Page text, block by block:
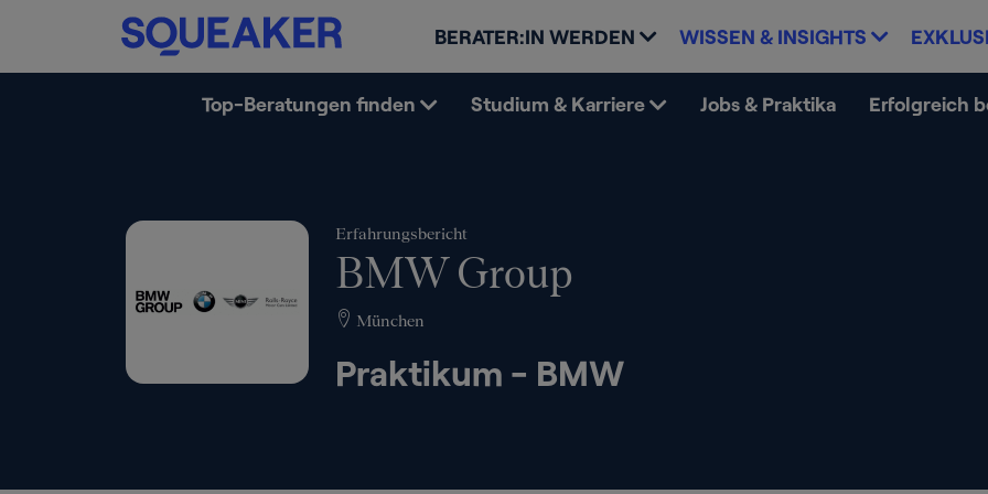
BERATER:IN WERDEN WISSEN & INSIGHTS
Top-Beratungen finden Studium & Karriere Jobs & Praktika Erfolgreich
Erfahrungsbericht
BMW Group
München
Praktikum - BMW